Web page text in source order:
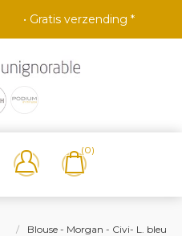
• Gratis verzending *
(0)
/ Blouse - Morgan - Civi- L. bleu